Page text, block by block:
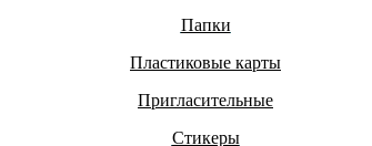
Папки
Пластиковые карты
Пригласительные
Стикеры